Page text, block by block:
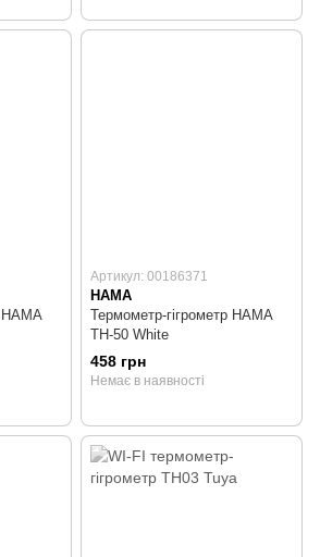
HAMA
Артикул: 00186371
HAMA
Термометр-гігрометр HAMA
TH-50 White
458 грн
Немає в наявності